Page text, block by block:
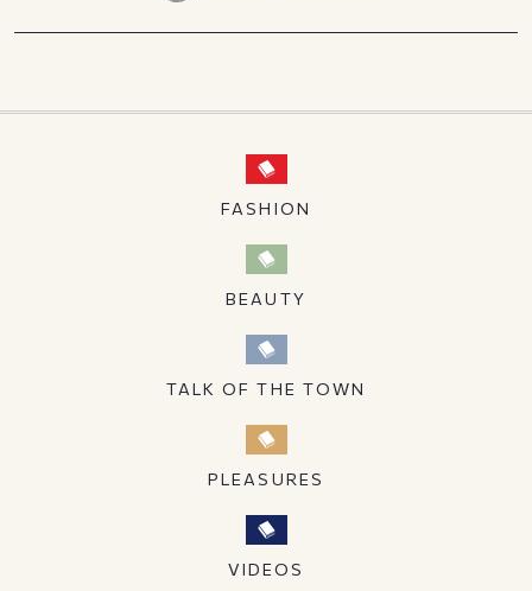
FASHION
BEAUTY
TALK OF THE TOWN
PLEASURES
VIDEOS